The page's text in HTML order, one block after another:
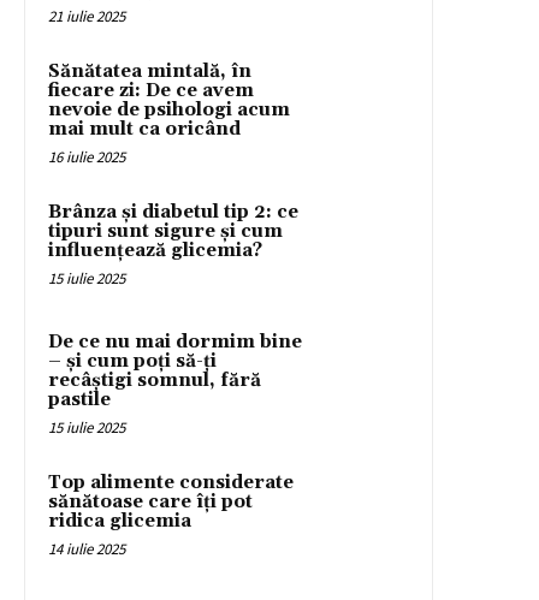
21 iulie 2025
Sănătatea mintală, în
fiecare zi: De ce avem
nevoie de psihologi acum
mai mult ca oricând
16 iulie 2025
Brânza și diabetul tip 2: ce
tipuri sunt sigure și cum
influențează glicemia?
15 iulie 2025
De ce nu mai dormim bine
– și cum poți să-ți
recâștigi somnul, fără
pastile
15 iulie 2025
Top alimente considerate
sănătoase care îți pot
ridica glicemia
14 iulie 2025